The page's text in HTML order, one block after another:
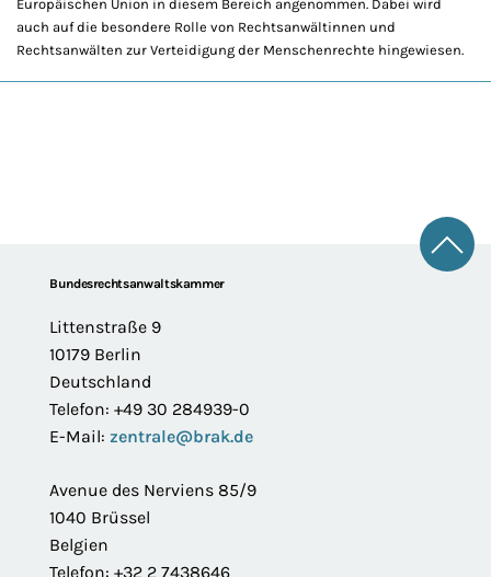
Europäischen Union in diesem Bereich angenommen. Dabei wird
auch auf die besondere Rolle von Rechtsanwältinnen und
Rechtsanwälten zur Verteidigung der Menschenrechte hingewiesen.
FooterBundesrechtsanwaltskammer
Littenstraße 9
10179 Berlin
Deutschland
Telefon: +49 30 284939-0
E-Mail: zentrale@brak.de
Avenue des Nerviens 85/9
1040 Brüssel
Belgien
Telefon: +32 2 7438646